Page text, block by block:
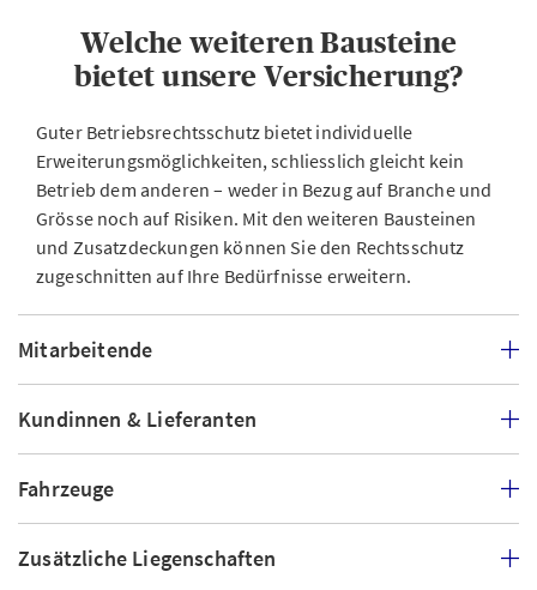
Welche weiteren Bausteine
bietet unsere Versicherung?
Guter Betriebsrechtsschutz bietet individuelle
Erweiterungsmöglichkeiten, schliesslich gleicht kein
Betrieb dem anderen – weder in Bezug auf Branche und
Grösse noch auf Risiken. Mit den weiteren Bausteinen
und Zusatzdeckungen können Sie den Rechtsschutz
zugeschnitten auf Ihre Bedürfnisse erweitern.
Mitarbeitende
Kundinnen & Lieferanten
Fahrzeuge
Zusätzliche Liegenschaften